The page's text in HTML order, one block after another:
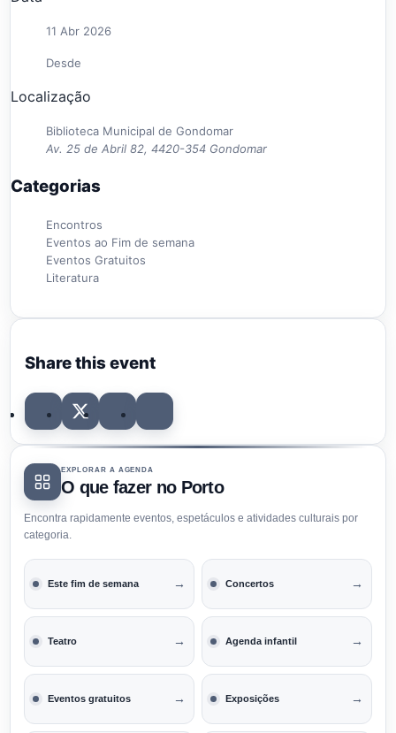
11 Abr 2026
Desde
Localização
Biblioteca Municipal de Gondomar
Av. 25 de Abril 82, 4420-354 Gondomar
Categorias
Encontros
Eventos ao Fim de semana
Eventos Gratuitos
Literatura
Share this event
EXPLORAR A AGENDA
O que fazer no Porto
Encontra rapidamente eventos, espetáculos e atividades culturais por
categoria.
Este fim de semana → Concertos →
Teatro → Agenda infantil →
Eventos gratuitos → Exposições →